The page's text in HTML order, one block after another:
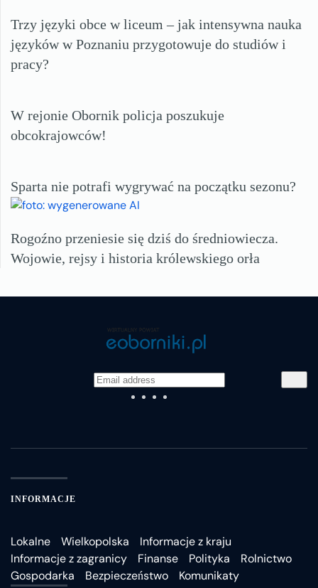
Trzy języki obce w liceum – jak intensywna nauka
języków w Poznaniu przygotowuje do studiów i
pracy?
W rejonie Obornik policja poszukuje
obcokrajowców!
Sparta nie potrafi wygrywać na początku sezonu?
Rogoźno przeniesie się dziś do średniowiecza.
Wojowie, rejsy i historia królewskiego orła
INFORMACJE
Lokalne Wielkopolska
Informacje z kraju
Informacje z zagranicy
Finanse Polityka
Rolnictwo
Gospodarka
Bezpieczeństwo Komunikaty